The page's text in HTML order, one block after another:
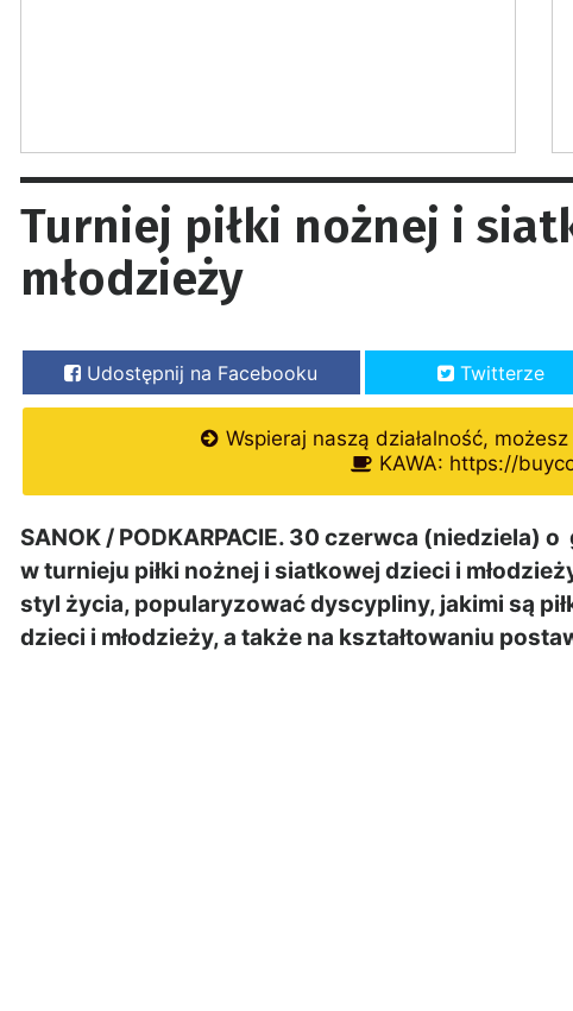
Turniej piłki nożnej i
młodzieży
Udostępnij na Facebooku Twitterze
Wspieraj naszą działalność,
KAWA: https://
SANOK / PODKARPACIE. 30 czerwca (niedziela)
w turnieju piłki nożnej i siatkowej dzieci i
styl życia, popularyzować dyscypliny, jakimi są
dzieci i młodzieży, a także na kształtowaniu